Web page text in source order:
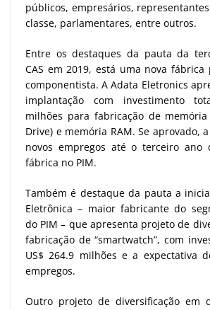
públicos, empresários,
classe, parlamentares, entre outros.
Entre os destaques da pauta da
CAS em 2019, está uma nova fábrica
componentista. A Adata Eletronics
implantação com investimento
milhões para fabricação de memória
Drive) e memória RAM. Se aprovado,
novos empregos até o terceiro ano
fábrica no PIM.
Também é destaque da pauta a
Eletrônica – maior fabricante do
do PIM – que apresenta projeto de
fabricação de “smartwatch”, com
US$ 264.9 milhões e a expectativa
empregos.
Outro projeto de diversificação em